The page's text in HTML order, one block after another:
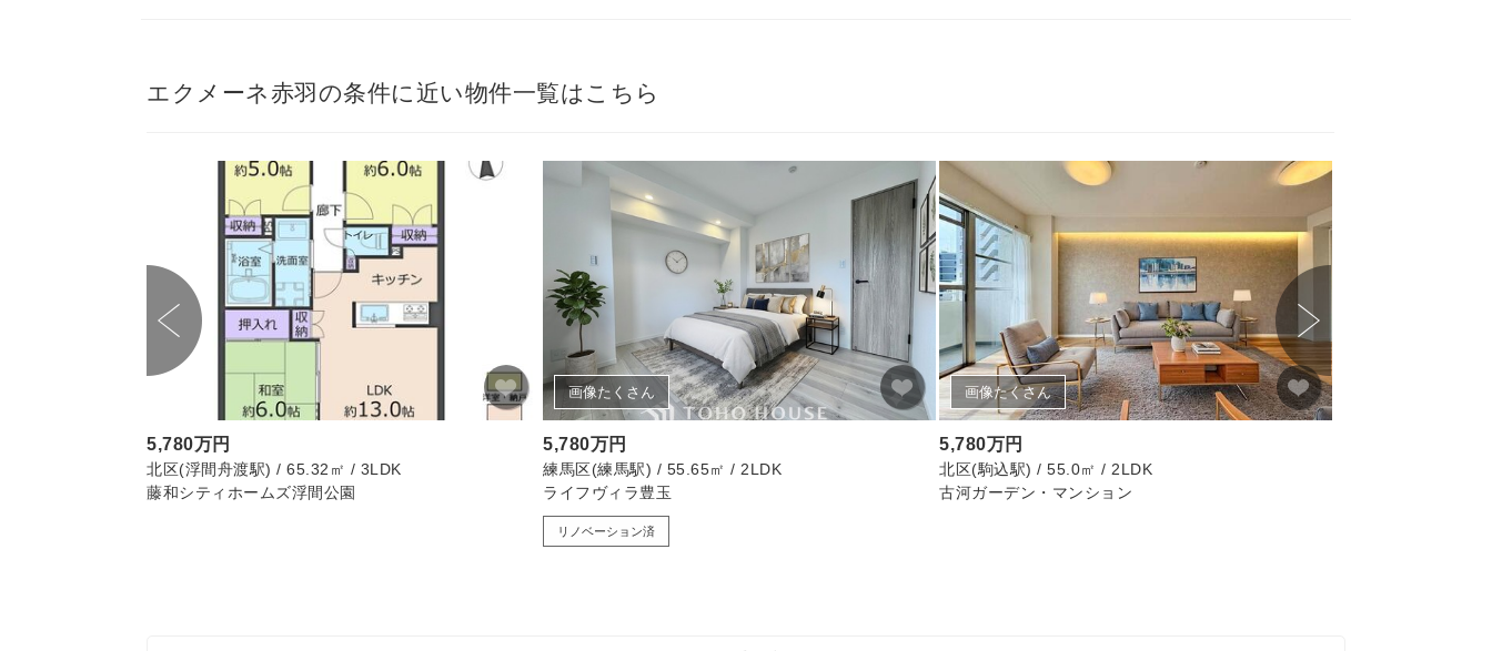
エクメーネ赤羽の条件に近い物件一覧はこちら
5,780万円
北区(浮間舟渡駅) / 65.32㎡ / 3LDK
藤和シティホームズ浮間公園
画像たくさん
5,780万円
練馬区(練馬駅) / 55.65㎡ / 2LDK
ライフヴィラ豊玉
リノベーション済
画像たくさん
5,780万円
北区(駒込駅) / 55.0㎡ / 2LDK
古河ガーデン・マンション